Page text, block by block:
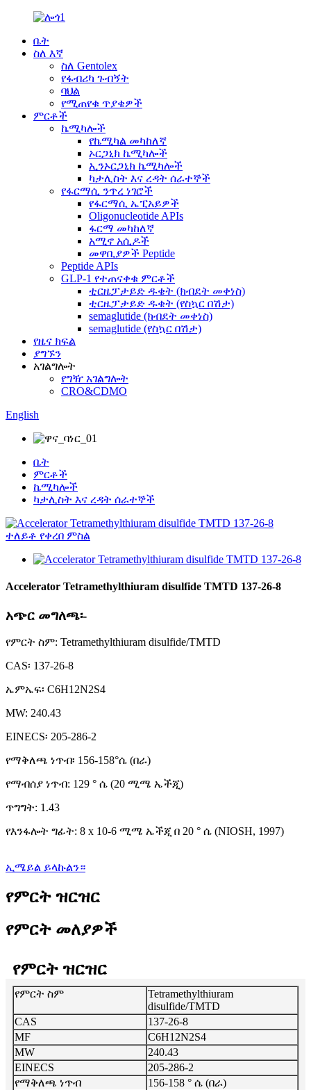
ቤት
ስለ እኛ
ስለ Gentolex
የፋብሪካ ጉብኝት
ባህል
የሚጠየቁ ጥያቄዎች
ምርቶች
ኬሚካሎች
የኬሚካል መካከለኛ
ኦርጋኒክ ኬሚካሎች
ኢንኦርጋኒክ ኬሚካሎች
ካታሊስት እና ረዳት ሰራተኞች
የፋርማሲ ንጥረ ነገሮች
የፋርማሲ ኤፒአይዎች
Oligonucleotide APIs
ፋርማ መካከለኛ
አሚኖ አሲዶች
መዋቢያዎች Peptide
Peptide APIs
GLP-1 የተጠናቀቁ ምርቶች
ቲርዜፓታይድ ዱቄት (ክብደት መቀነስ)
ቲርዜፓታይድ ዱቄት (የስኳር በሽታ)
semaglutide (ክብደት መቀነስ)
semaglutide (የስኳር በሽታ)
የዜና ክፍል
ያግኙን
አገልግሎት
የግዥ አገልግሎት
CRO&CDMO
English
ቤት
ምርቶች
ኬሚካሎች
ካታሊስት እና ረዳት ሰራተኞች
Accelerator Tetramethylthiuram disulfide TMTD 137-26-8
አጭር መግለጫ፡-
የምርት ስም: Tetramethylthiuram disulfide/TMTD
CAS፡ 137-26-8
ኤምኤፍ፡ C6H12N2S4
MW: 240.43
EINECS፡ 205-286-2
የማቅለጫ ነጥብ፡ 156-158°ሴ (በራ)
የማብሰያ ነጥብ: 129 ° ሴ (20 ሚሜ ኤችጂ)
ጥግግት: 1.43
የእንፋሎት ግፊት: 8 x 10-6 ሚሜ ኤችጂ በ 20 ° ሴ (NIOSH, 1997)
ኢሜይል ይላኩልን።
የምርት ዝርዝር
የምርት መለያዎች
የምርት ዝርዝር
የምርት ስም
Tetramethylthiuram
disulfide/TMTD
CAS
137-26-8
MF
C6H12N2S4
MW
240.43
EINECS
205-286-2
የማቅለጫ ነጥብ
156-158 ° ሴ (በራ)